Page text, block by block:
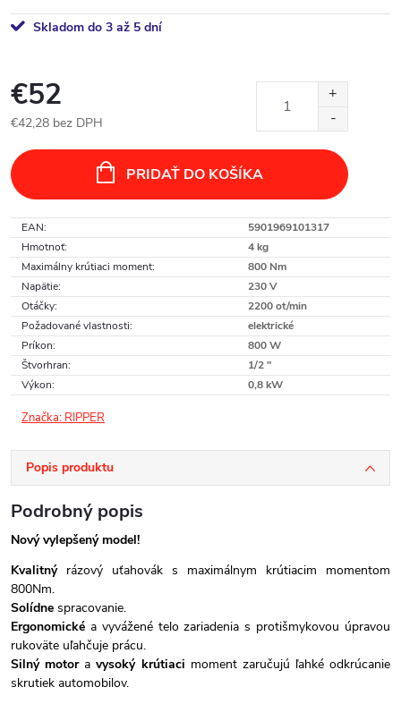
Skladom do 3 až 5 dní
€52
€42,28 bez DPH
cena:
PRIDAŤ DO KOŠÍKA
EAN:
5901969101317
Hmotnoť:
4 kg
Maximálny krútiaci moment:
800 Nm
Napätie:
230 V
Otáčky:
2200 ot/min
Požadované vlastnosti:
elektrické
Príkon:
800 W
Štvorhran:
1/2 "
Výkon: 0,8 kW
Značka: RIPPER
Popis produktu
Podrobný popis
Nový vylepšený model!
Kvalitnýrázový uťahovák s maximálnym krútiacim momentom
800Nm.
Solídne spracovanie.
Ergonomické a vyvážené telo zariadenia s protišmykovou úpravou
rukoväte uľahčuje prácu.
Silný motoravysoký krútiaci moment zaručujú ľahké odkrúcanie
skrutiek automobilov.